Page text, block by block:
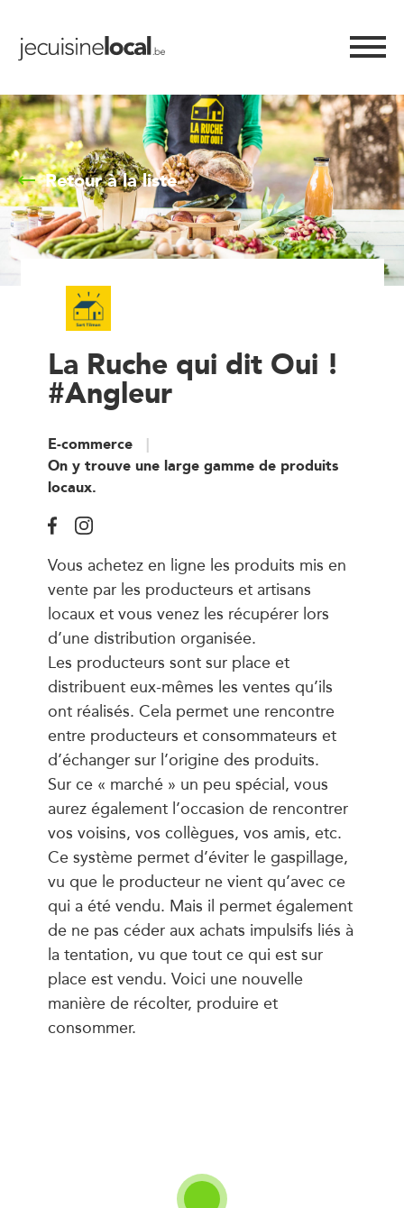
Retour à la liste
La Ruche qui dit Oui !
#Angleur
E-commerce
On y trouve une large gamme de produits
locaux.
Vous achetez en ligne les produits mis en
vente par les producteurs et artisans
locaux et vous venez les récupérer lors
d’une distribution organisée.
Les producteurs sont sur place et
distribuent eux-mêmes les ventes qu’ils
ont réalisés. Cela permet une rencontre
entre producteurs et consommateurs et
d’échanger sur l’origine des produits.
Sur ce « marché » un peu spécial, vous
aurez également l’occasion de rencontrer
vos voisins, vos collègues, vos amis, etc.
Ce système permet d’éviter le gaspillage,
vu que le producteur ne vient qu’avec ce
qui a été vendu. Mais il permet également
de ne pas céder aux achats impulsifs liés à
la tentation, vu que tout ce qui est sur
place est vendu. Voici une nouvelle
manière de récolter, produire et
consommer.